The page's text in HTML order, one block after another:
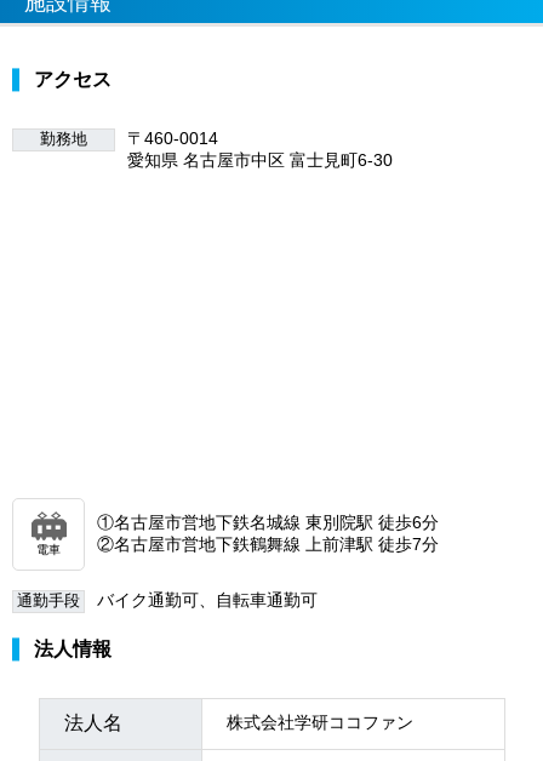
アクセス
勤務地
〒460-0014
愛知県 名古屋市中区 富士見町6-30
電車
①名古屋市営地下鉄名城線 東別院駅 徒歩6分
②名古屋市営地下鉄鶴舞線 上前津駅 徒歩7分
通勤手段 バイク通勤可、自転車通勤可
法人情報
法人名 株式会社学研ココファン